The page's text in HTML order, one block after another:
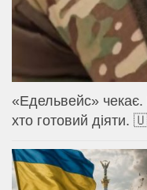
«Едельвейс»
хто готовий діяти.